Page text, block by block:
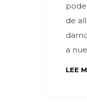
de
a
LEE